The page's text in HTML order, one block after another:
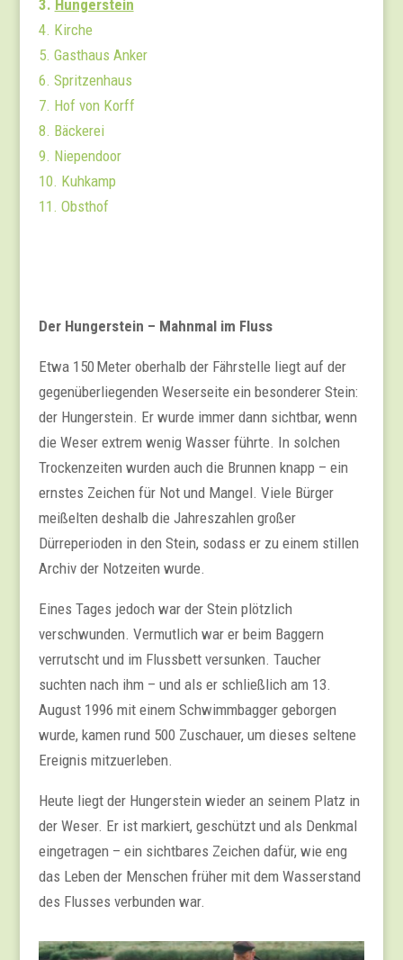
3. Hungerstein
4. Kirche
5. Gasthaus Anker
6. Spritzenhaus
7. Hof von Korff
8. Bäckerei
9. Niependoor
10. Kuhkamp
11. Obsthof
Der Hungerstein – Mahnmal im Fluss
Etwa 150 Meter oberhalb der Fährstelle liegt auf der
gegenüberliegenden Weserseite ein besonderer Stein:
der Hungerstein. Er wurde immer dann sichtbar, wenn
die Weser extrem wenig Wasser führte. In solchen
Trockenzeiten wurden auch die Brunnen knapp – ein
ernstes Zeichen für Not und Mangel. Viele Bürger
meißelten deshalb die Jahreszahlen großer
Dürreperioden in den Stein, sodass er zu einem stillen
Archiv der Notzeiten wurde.
Eines Tages jedoch war der Stein plötzlich
verschwunden. Vermutlich war er beim Baggern
verrutscht und im Flussbett versunken. Taucher
suchten nach ihm – und als er schließlich am 13.
August 1996 mit einem Schwimmbagger geborgen
wurde, kamen rund 500 Zuschauer, um dieses seltene
Ereignis mitzuerleben.
Heute liegt der Hungerstein wieder an seinem Platz in
der Weser. Er ist markiert, geschützt und als Denkmal
eingetragen – ein sichtbares Zeichen dafür, wie eng
das Leben der Menschen früher mit dem Wasserstand
des Flusses verbunden war.